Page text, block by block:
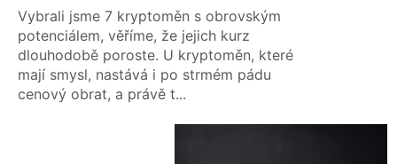
Vybrali jsme 7 kryptoměn s obrovským
potenciálem, věříme, že jejich kurz
dlouhodobě poroste. U kryptoměn, které
mají smysl, nastává i po strmém pádu
cenový obrat, a právě t...